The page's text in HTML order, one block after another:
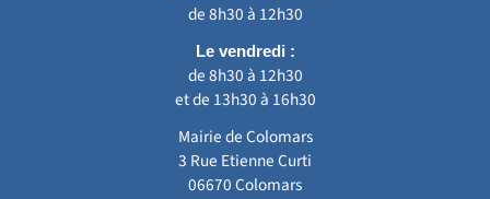
de 8h30 à 12h30
Le vendredi :
de 8h30 à 12h30
et de 13h30 à 16h30
Mairie de Colomars
3 Rue Etienne Curti
06670 Colomars